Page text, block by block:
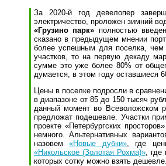
За 2020-й год девелопер
электричество, проложен зимний
«Грузино парк» полностью
сказано в предыдущем мнении
более успешным для поселка,
участков, то на первую декаду
сумме это уже более 80% от
думается, в этом году оставшиеся
Цены в поселке подросли в
в диапазоне от 85 до 150 тысяч
данный момент во Всеволожском
предложат подешевле. Участки
проекте «Петербургских
немного. Альтернативных
назовем«Новые дубки», где
«Никольское (Золотая Рохма)», где
которых сотку можно взять дешевле.